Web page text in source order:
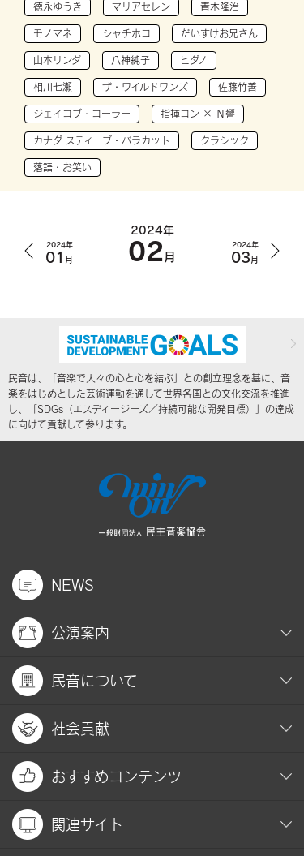
徳永ゆうき マリアセレン 青木隆治
モノマネ シャチホコ だいすけお兄さん
山本リンダ 八神純子 ヒダノ
相川七瀬 ザ・ワイルドワンズ 佐藤竹善
ジェイコブ・コーラー 指揮コン × Ｎ響
カナダ スティーブ・バラカット クラシック
落語・お笑い
2024年
01 月
2024年
02月
2024年
03月
民音は、「音楽で人々の心と心を結ぶ」との創立理念を基に、音
楽をはじめとした芸術運動を通して世界各国との文化交流を推進
し、「SDGs（エスディージーズ／持続可能な開発目標）」の達成
に向けて貢献して参ります。
NEWS
公演案内
民音について
社会貢献
おすすめコンテンツ
関連サイト